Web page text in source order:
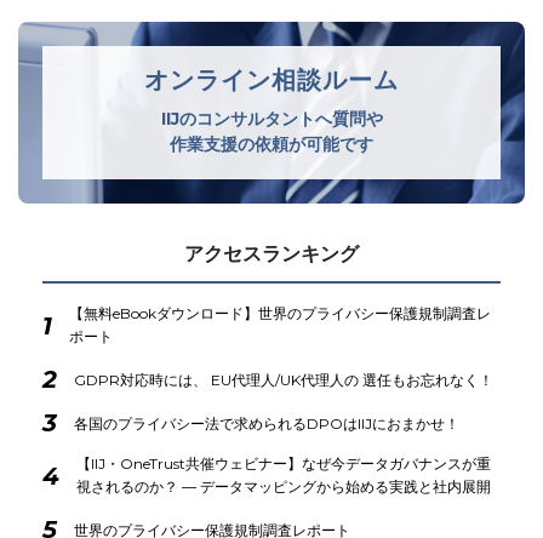
オンライン相談ルーム
IIJのコンサルタントへ質問や
作業支援の依頼が可能です
アクセスランキング
1
【無料eBookダウンロード】世界のプライバシー保護規制調査レ
ポート
2 GDPR対応時には、 EU代理人/UK代理人の 選任もお忘れなく！
3 各国のプライバシー法で求められるDPOはIIJにおまかせ！
4
【IIJ・OneTrust共催ウェビナー】なぜ今データガバナンスが重
視されるのか？ ― データマッピングから始める実践と社内展開
5 世界のプライバシー保護規制調査レポート